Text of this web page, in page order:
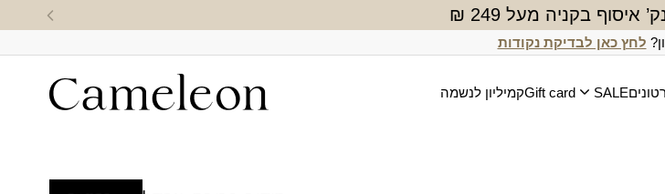
בקניה מעל 249 ₪
לחץ כאן לבדיקת נקודות
SALE
Gift cardקמיליון לנשמה